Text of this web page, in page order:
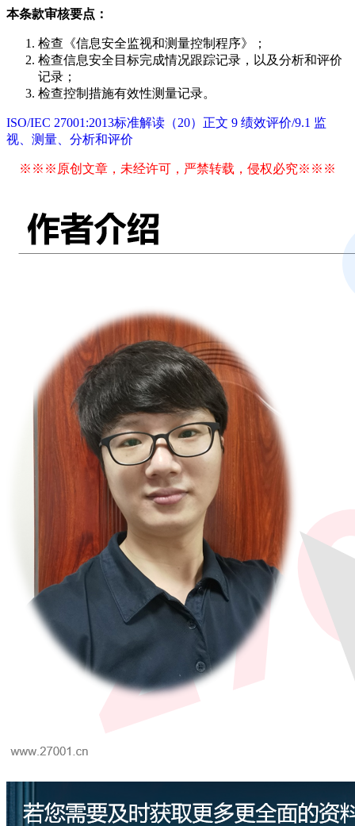
本条款审核要点：
检查《信息安全监视和测量控制程序》；
检查信息安全目标完成情况跟踪记录，以及分析和评价
记录；
检查控制措施有效性测量记录。
ISO/IEC 27001:2013标准解读（20）正文 9 绩效评价/9.1 监
视、测量、分析和评价
※※※原创文章，未经许可，严禁转载，侵权必究※※※